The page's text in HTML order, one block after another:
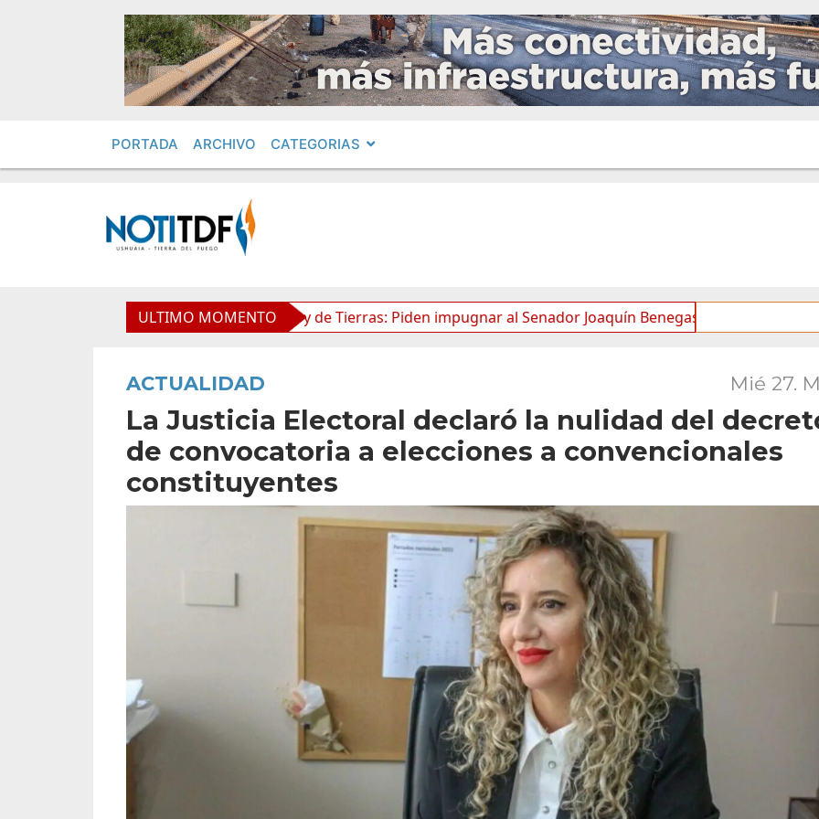
PORTADA ARCHIVO CATEGORIAS
ULTIMO MOMENTO
en Obras Privadas Ley de Tierras: Piden impugnar al Senador Joaquín Benegas Lynch por “conflicto de
ACTUALIDAD Mié 27.
La Justicia Electoral declaró la nulidad del
de convocatoria a elecciones a convencionales
constituyentes